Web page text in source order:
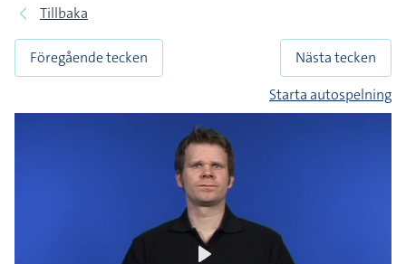
Tillbaka
Föregående tecken
Nästa tecken
Starta autospelning